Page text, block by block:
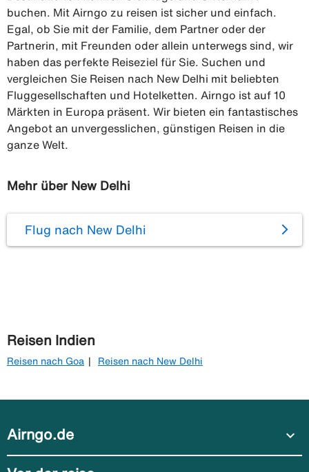
buchen. Mit Airngo zu reisen ist sicher und einfach.
Egal, ob Sie mit der Familie, dem Partner oder der
Partnerin, mit Freunden oder allein unterwegs sind, wir
haben das perfekte Reiseziel für Sie. Suchen und
vergleichen Sie Reisen nach New Delhi mit beliebten
Fluggesellschaften und Hotelketten. Airngo ist auf 10
Märkten in Europa präsent. Wir bieten ein fantastisches
Angebot an unvergesslichen, günstigen Reisen in die
ganze Welt.
Mehr über New Delhi
Flug nach New Delhi
Reisen Indien
Reisen nach Goa Reisen nach New Delhi
Airngo.de expand_more